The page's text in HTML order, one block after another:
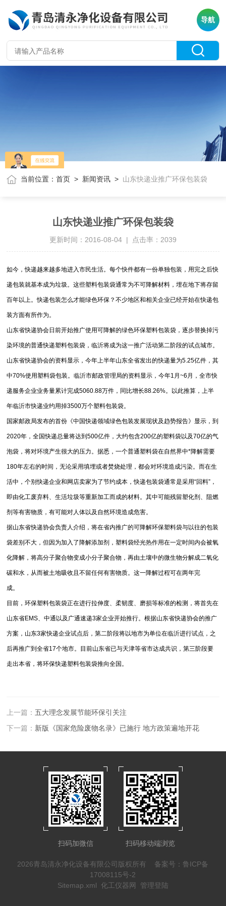
导航
当前位置：首页 > 新闻资讯 > 山东快递业推广环保包装袋
山东快递业推广环保包装袋
更新时间：2016-08-04 | 点击率：2039
如今，快递越来越多地进入市民生活。每个快件都有一份单独包装，用完之后快
递包装就基本成为垃圾。这些塑料包装袋通常为不可降解材料，埋在地下将存留
百年以上。快递包装怎么才能绿色环保？不少地区和相关企业已经开始在快递包
装方面有所作为。
山东省快递协会日前开始推广使用可降解的绿色环保塑料包装袋，逐步替换掉污
染环境的普通快递塑料包装袋，临沂将成为这一推广活动第二阶段的试点城市。
山东省快递协会的资料显示，今年上半年山东全省发出的快递量为5.25亿件，其
中70%使用塑料袋包装。临沂市邮政管理局的资料显示，今年1月~6月，全市快
递服务企业业务量累计完成5060.88万件，同比增长88.26%。以此推算，上半
年临沂市快递业约用掉3500万个塑料包装袋。
国家邮政局发布的首份《中国快递领域绿色包装发展现状及趋势报告》显示，到
2020年，全国快递总量将达到500亿件，大约包含200亿的塑料袋以及70亿的气
泡袋，将对环境产生很大的压力。据悉，一个普通塑料袋在自然界中*降解需要
180年左右的时间，无论采用填埋或者焚烧处理，都会对环境造成污染。而在生
活中，个别快递企业和网店卖家为了节约成本，快递包装袋通常是采用“回料”，
即由化工废弃料、生活垃圾等重新加工而成的材料。其中可能残留塑化剂、阻燃
剂等有害物质，有可能对人体以及自然环境造成危害。
据山东省快递协会负责人介绍，将在省内推广的可降解环保塑料袋与以往的包装
袋差别不大，但因为加入了降解添加剂，塑料袋经光热作用在一定时间内会被氧
化降解，将高分子聚合物变成小分子聚合物，再由土壤中的微生物分解成二氧化
碳和水，从而被土地吸收且不留任何有害物质。这一降解过程可在两年完
成。
目前，环保塑料包装袋正在进行拉伸度、柔韧度、磨损等标准的检测，将首先在
山东省EMS、中通以及广通速递3家企业开始推行。根据山东省快递协会的推广
方案，山东3家快递企业试点后，第二阶段将以地市为单位在临沂进行试点，之
后再推广到全省17个地市。目前山东省已与天津等省市达成共识，第三阶段要
走出本省，将环保快递塑料包装袋推向全国。
上一篇： 五大理念发展节能环保引关注
下一篇： 新版《国家危险废物名录》已施行 地方政策遍地开花
扫码加微信 扫码移动端浏览
2026青岛清永净化设备有限公司版权所有 备案号：鲁ICP备
17008115号-2
Sitemap.xml 化工仪器网 管理登陆